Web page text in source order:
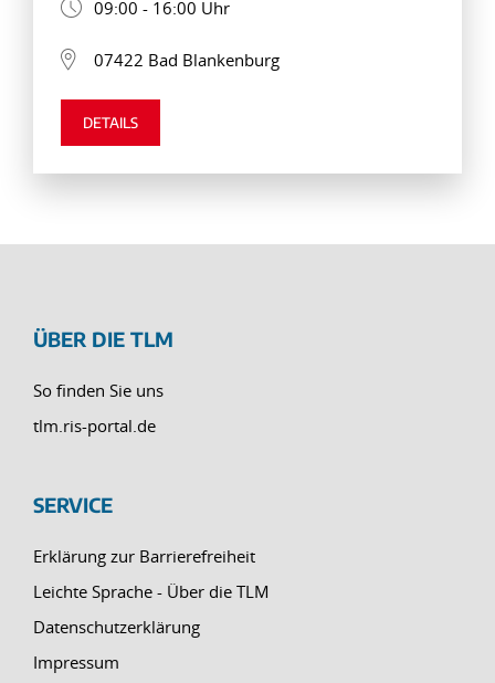
09:00 - 16:00 Uhr
07422 Bad Blankenburg
DETAILS
ÜBER DIE TLM
So finden Sie uns
tlm.ris-portal.de
SERVICE
Erklärung zur Barrierefreiheit
Leichte Sprache - Über die TLM
Datenschutzerklärung
Impressum